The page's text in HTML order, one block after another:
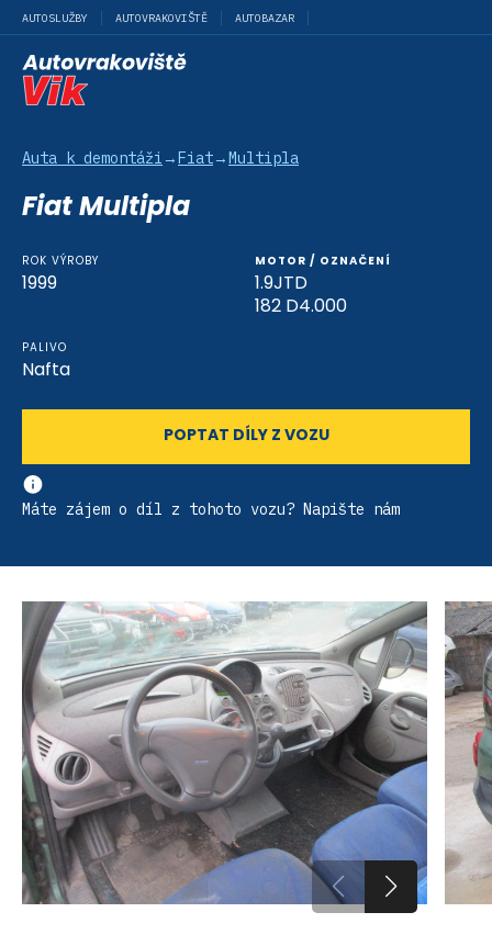
AUTOSLUŽBY AUTOVRAKOVIŠTĚ AUTOBAZAR
Auta k demontáži →Fiat→Multipla
Fiat Multipla
ROK VÝROBY
1999
MOTOR / OZNAČENÍ
1.9JTD
182 D4.000
PALIVO
Nafta
POPTAT DÍLY Z VOZU
Máte zájem o díl z tohoto vozu? Napište nám